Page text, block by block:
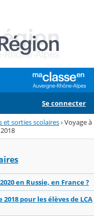
Se connecter
et sorties scolaires›Voyage à
en Russie, en France ?
pour les élèves de LCA